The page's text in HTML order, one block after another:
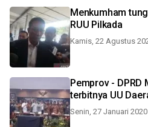
Menkumham
RUU Pilkada
Kamis, 22 Agustus
Pemprov - DPRD
terbitnya UU
Senin, 27 Januari